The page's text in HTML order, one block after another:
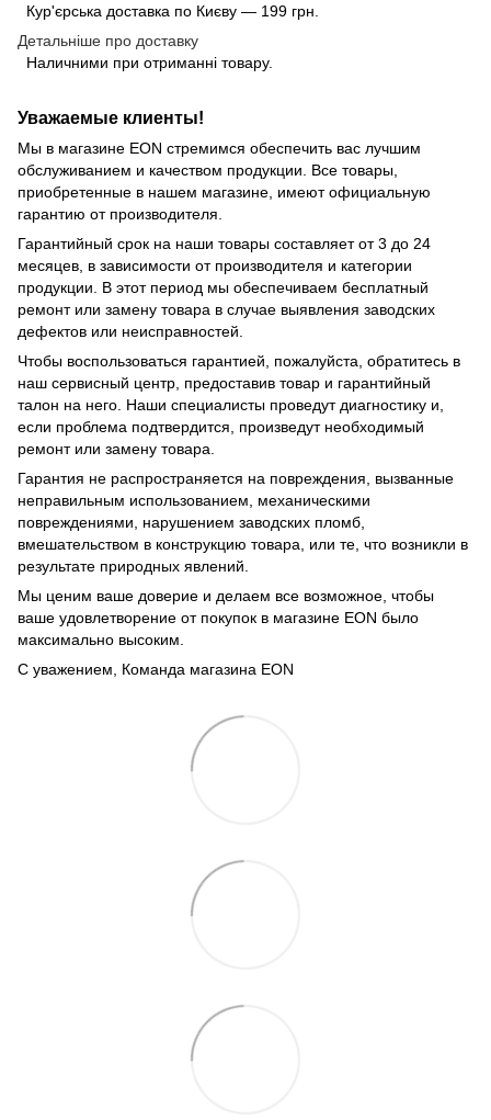
Кур'єрська доставка по Києву — 199 грн.
Детальніше про доставку
Наличними при отриманні товару.
Уважаемые клиенты!
Мы в магазине EON стремимся обеспечить вас лучшим
обслуживанием и качеством продукции. Все товары,
приобретенные в нашем магазине, имеют официальную
гарантию от производителя.
Гарантийный срок на наши товары составляет от 3 до 24
месяцев, в зависимости от производителя и категории
продукции. В этот период мы обеспечиваем бесплатный
ремонт или замену товара в случае выявления заводских
дефектов или неисправностей.
Чтобы воспользоваться гарантией, пожалуйста, обратитесь в
наш сервисный центр, предоставив товар и гарантийный
талон на него. Наши специалисты проведут диагностику и,
если проблема подтвердится, произведут необходимый
ремонт или замену товара.
Гарантия не распространяется на повреждения, вызванные
неправильным использованием, механическими
повреждениями, нарушением заводских пломб,
вмешательством в конструкцию товара, или те, что возникли в
результате природных явлений.
Мы ценим ваше доверие и делаем все возможное, чтобы
ваше удовлетворение от покупок в магазине EON было
максимально высоким.
С уважением, Команда магазина EON